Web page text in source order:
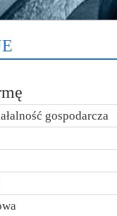
gospodarcza